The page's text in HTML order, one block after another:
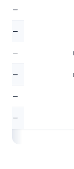
—
—
—
—
—
—